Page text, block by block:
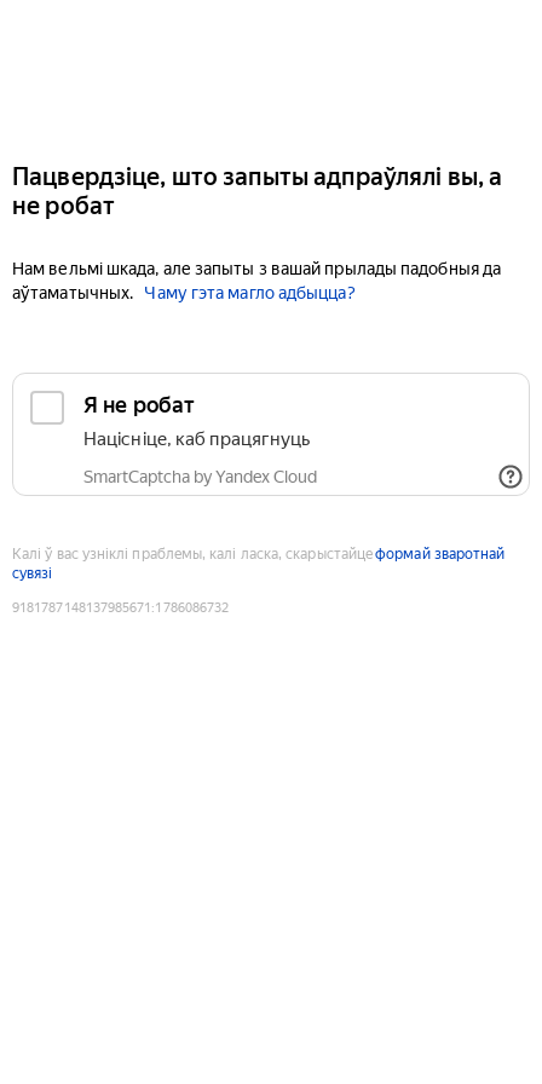
Пацвердзіце, што запыты адпраўлялі вы, а
не робат
Нам вельмі шкада, але запыты з вашай прылады падобныя да
аўтаматычных.
Чаму гэта магло адбыцца?
Я не робат
Націсніце, каб працягнуць
SmartCaptcha by Yandex Cloud
Калі ў вас узніклі праблемы, калі ласка, скарыстайцеформай зваротнай
сувязі
9181787148137985671 :1786086732